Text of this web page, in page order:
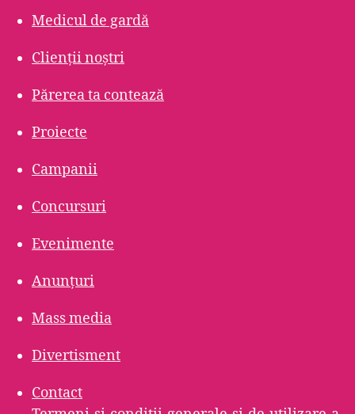
Medicul de gardă
Clienții noștri
Părerea ta contează
Proiecte
Campanii
Concursuri
Evenimente
Anunțuri
Mass media
Divertisment
Contact